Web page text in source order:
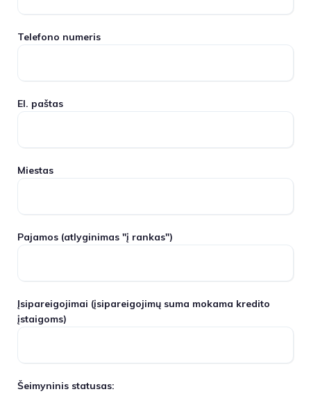
Telefono numeris
El. paštas
Miestas
Pajamos (atlyginimas "į rankas")
Įsipareigojimai (įsipareigojimų suma mokama kredito
įstaigoms)
Šeimyninis statusas: